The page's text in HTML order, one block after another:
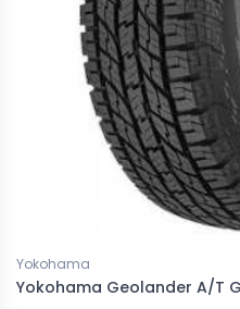
Yokohama
Yokohama Geolander A/T